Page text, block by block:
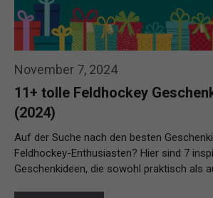
November 7, 2024
11+ tolle Feldhockey
(2024)
Auf der Suche nach den besten
Feldhockey-Enthusiasten? Hier sind 7
Geschenkideen, die sowohl praktisch als